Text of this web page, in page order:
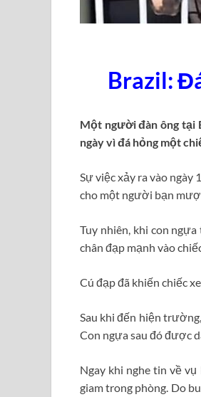
Brazil:
Một người đàn ông tại
ngày vì đá hỏng một
Sự việc xảy ra vào ngày
cho một người bạn
Tuy nhiên, khi con
chân đạp mạnh vào
Cú đạp đã khiến chiếc
Sau khi đến hiện
Con ngựa sau đó được
Ngay khi nghe tin về
giam trong phòng. Do